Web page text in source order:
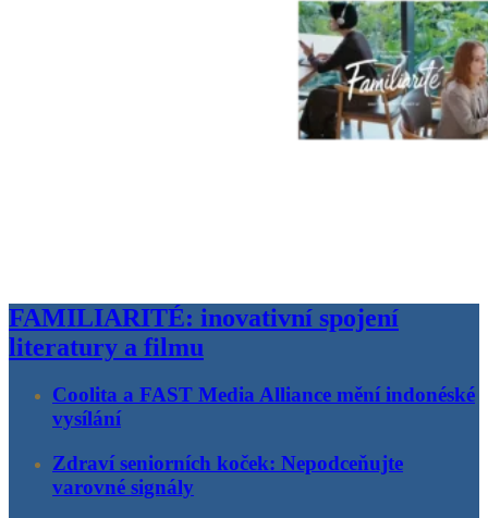
FAMILIARITÉ: inovativní spojení
literatury a filmu
Coolita a FAST Media Alliance mění indonéské
vysílání
Zdraví seniorních koček: Nepodceňujte
varovné signály